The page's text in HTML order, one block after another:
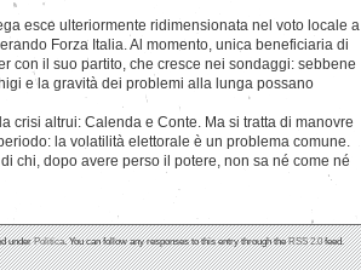
esce ulteriormente ridimensionata nel voto locale a
Forza Italia. Al momento, unica beneficiaria di
con il suo partito, che cresce nei sondaggi: sebbene
e la gravità dei problemi alla lunga possano
crisi altrui: Calenda e Conte. Ma si tratta di manovre
la volatilità elettorale è un problema comune.
chi, dopo avere perso il potere, non sa né come né
underPolitica. You can follow any responses to this entry through theRSS 2.0feed.